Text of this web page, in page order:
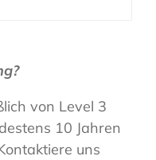
von Level 3
10 Jahren
uns